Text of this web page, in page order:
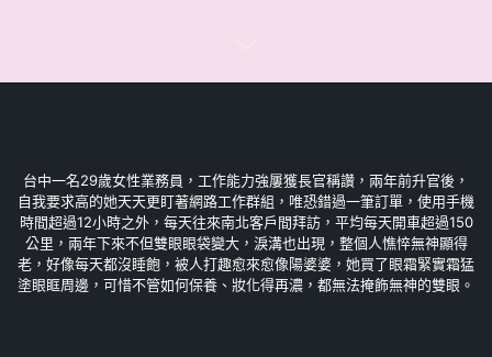
台中一名29歲女性業務員，工作能力強屢獲長官稱讚，兩年前升官後，
自我要求高的她天天更盯著網路工作群組，唯恐錯過一筆訂單，使用手機
時間超過12小時之外，每天往來南北客戶間拜訪，平均每天開車超過150
公里，兩年下來不但雙眼眼袋變大，淚溝也出現，整個人憔悴無神顯得
老，好像每天都沒睡飽，被人打趣愈來愈像陽婆婆，她買了眼霜緊實霜猛
塗眼眶周邊，可惜不管如何保養、妝化得再濃，都無法掩飾無神的雙眼。